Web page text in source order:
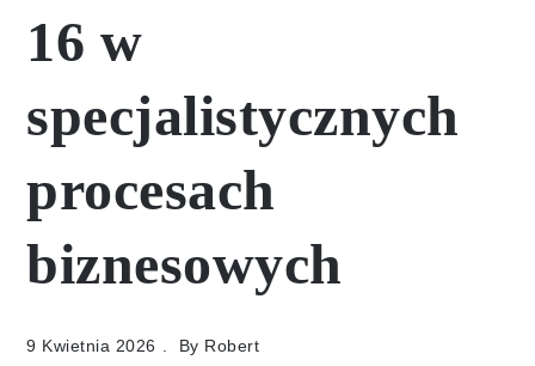
16 w
specjalistycznych
procesach
biznesowych
9 Kwietnia 2026 By Robert